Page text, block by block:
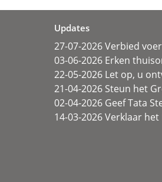
Updates
27-07-2026 Verbied
03-06-2026 Erken
22-05-2026 Let op, u
21-04-2026 Steun het
02-04-2026 Geef Tata
14-03-2026 Verklaar